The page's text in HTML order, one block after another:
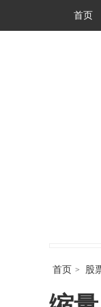
首页
首页 > 股